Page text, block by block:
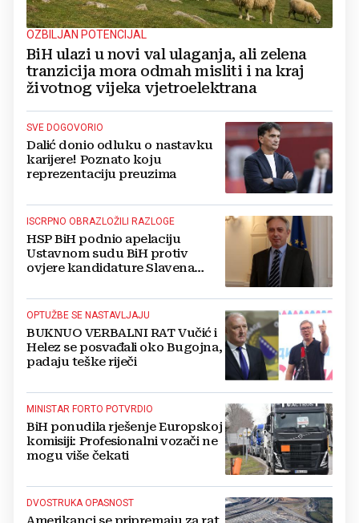
OZBILJAN POTENCIJAL
BiH ulazi u novi val ulaganja, ali zelena
tranzicija mora odmah misliti i na kraj
životnog vijeka vjetroelektrana
SVE DOGOVORIO
Dalić donio odluku o nastavku
karijere! Poznato koju
reprezentaciju preuzima
ISCRPNO OBRAZLOŽILI RAZLOGE
HSP BiH podnio apelaciju
Ustavnom sudu BiH protiv
ovjere kandidature Slavena
OPTUŽBE SE NASTAVLJAJU
BUKNUO VERBALNI RAT Vučić i
Helez se posvađali oko Bugojna,
padaju teške riječi
MINISTAR FORTO POTVRDIO
BiH ponudila rješenje Europskoj
komisiji: Profesionalni vozači ne
mogu više čekati
DVOSTRUKA OPASNOST